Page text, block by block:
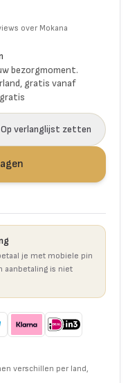
over Mokana
bezorgmoment.
gratis vanaf
Op verlanglijst zetten
je met mobiele pin
aanbetaling is niet
verschillen per land,